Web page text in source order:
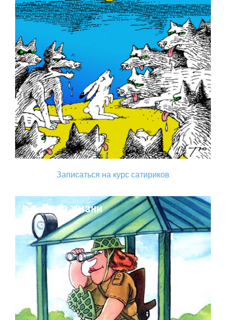
Записаться на курс сатириков
Поза жизни